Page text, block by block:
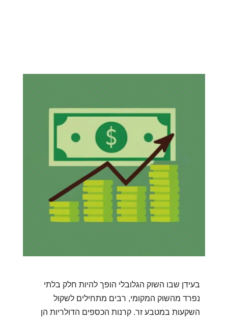
בעידן שבו השוק הגלובלי הופך להיות חלק בלתי
נפרד מהשוק המקומי, רבים מתחילים לשקול
השקעות במטבע זר. קרנות הכספים הדולריות הן